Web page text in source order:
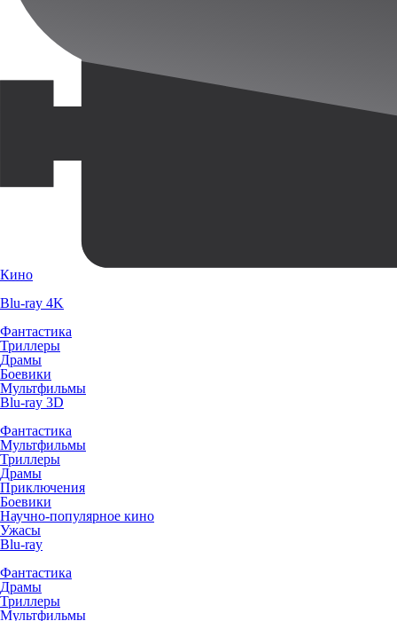
Кино
Blu-ray 4K
Фантастика
Триллеры
Драмы
Боевики
Мультфильмы
Blu-ray 3D
Фантастика
Мультфильмы
Триллеры
Драмы
Приключения
Боевики
Научно-популярное кино
Ужасы
Blu-ray
Фантастика
Драмы
Триллеры
Мультфильмы